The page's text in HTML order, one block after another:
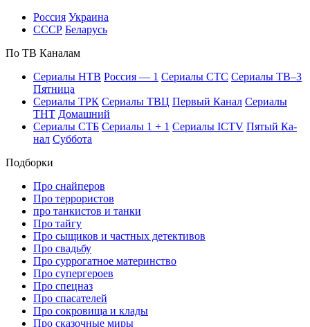
Рос­сия Ук­раи­на
СССР Бе­ла­русь
По ТВ Ка­на­лам
Се­риа­лы НТВ Рос­сия — 1 Се­риа­лы СТС Се­риа­лы ТВ–3
Пят­ни­ца
Се­риа­лы ТРК Се­риа­лы ТВЦ Пер­вый Ка­нал Се­риа­лы
ТНТ До­маш­ний
Се­риа­лы СТБ Се­риа­лы 1 + 1 Се­риа­лы ICTV Пя­тый Ка­
нал Суб­бо­та
Подборки
Про снайперов
Про террористов
про танкистов и танки
Про тайгу
Про сыщиков и частных детективов
Про свадьбу
Про суррогатное материнство
Про супергероев
Про спецназ
Про спасателей
Про сокровища и клады
Про сказочные миры